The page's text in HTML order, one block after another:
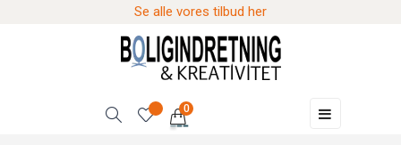
Se alle vores tilbud her
0
Skift
☰